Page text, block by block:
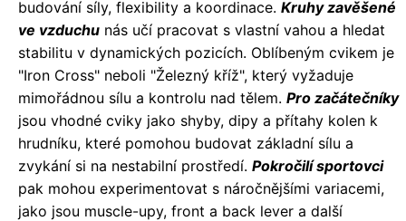
budování síly, flexibility a koordinace. Kruhy zavěšené
ve vzduchu nás učí pracovat s vlastní vahou a hledat
stabilitu v dynamických pozicích. Oblíbeným cvikem je
"Iron Cross" neboli "Železný kříž", který vyžaduje
mimořádnou sílu a kontrolu nad tělem. Pro začátečníky
jsou vhodné cviky jako shyby, dipy a přítahy kolen k
hrudníku, které pomohou budovat základní sílu a
zvykání si na nestabilní prostředí. Pokročilí sportovci
pak mohou experimentovat s náročnějšími variacemi,
jako jsou muscle-upy, front a back lever a další